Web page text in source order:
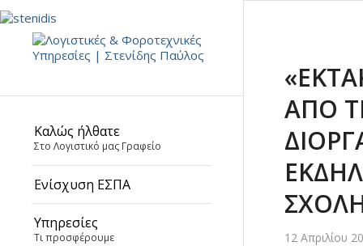
Καλώς ήλθατε
Στο Λογιστικό μας Γραφείο
Ενίσχυση ΕΣΠΑ
Υπηρεσίες
Τι προσφέρουμε
ΑΠΟ
12 Απριλίου